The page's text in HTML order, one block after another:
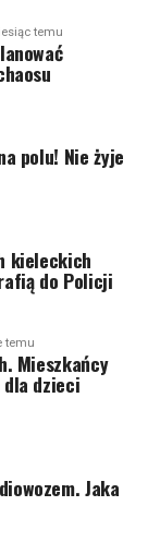
temu
polu! Nie żyje
kieleckich
do Policji
temu
Mieszkańcy
dla dzieci
Jaka